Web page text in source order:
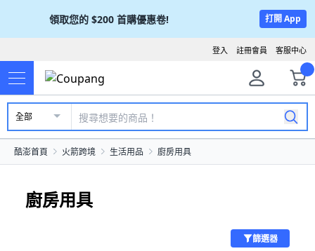
領取您的 $200 首購優惠卷! 打開 App
客服中心
註冊會員
登入
全部
酷澎首頁 火箭跨境 生活用品 廚房用具
廚房用具
篩選器